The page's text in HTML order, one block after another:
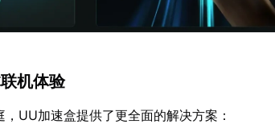
机体验
UU加速盒提供了更全面的解决方案：